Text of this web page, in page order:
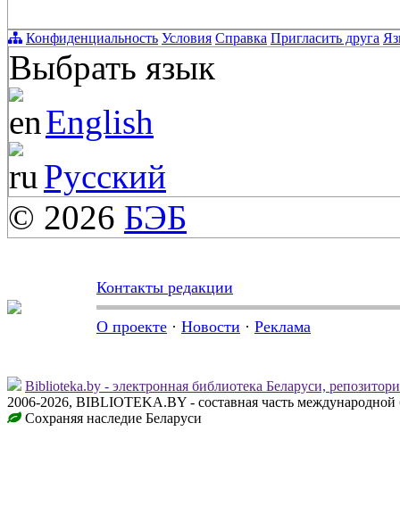
Конфиденциальность Условия Справка Пригласить друга
Выбрать язык
English
Русский
© 2026 БЭБ
Контакты редакции
О проекте · Новости · Реклама
Biblioteka.by - электронная библиотека Беларуси,
2006-2026, BIBLIOTEKA.BY - составная часть
Сохраняя наследие Беларуси